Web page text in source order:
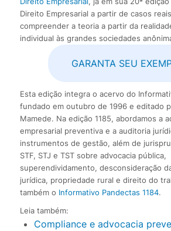
Direito Empresarial a partir de casos
compreender a teoria a partir da
individual às grandes sociedades
GARANTA SEU
Esta edição integra o acervo do
fundado em outubro de 1996 e editado
Mamede. Na edição 1185, abordamos a
empresarial preventiva e a auditoria
instrumentos de gestão, além de
STF, STJ e TST sobre advocacia pública,
superendividamento, desconsideração
jurídica, propriedade rural e direito do
também o Informativo Pandectas 1184.
Leia também:
Compliance e advocacia